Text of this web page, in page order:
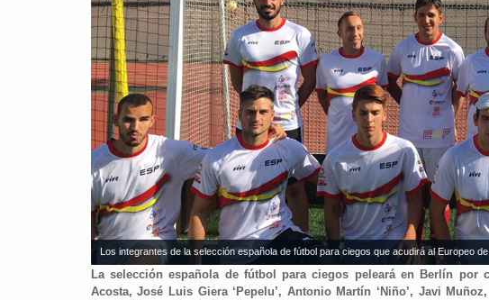
Los integrantes de la selección española de fútbol para ciegos que acudirá al Europeo
La selección española de fútbol para ciegos peleará en Berlín por
Acosta, José Luis Giera ‘Pepelu’, Antonio Martín ‘Niño’, Javi